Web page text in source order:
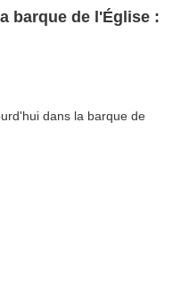
barque de l'Église :